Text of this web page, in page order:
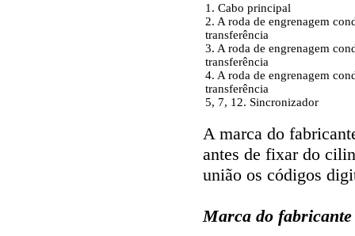
1. Cabo principal
2. A roda de engrenagem
transferência
3. A roda de engrenagem
transferência
4. A roda de engrenagem
transferência
5, 7, 12. Sincronizador
A marca do
antes de fixar do
união os códigos
Marca do fabricante